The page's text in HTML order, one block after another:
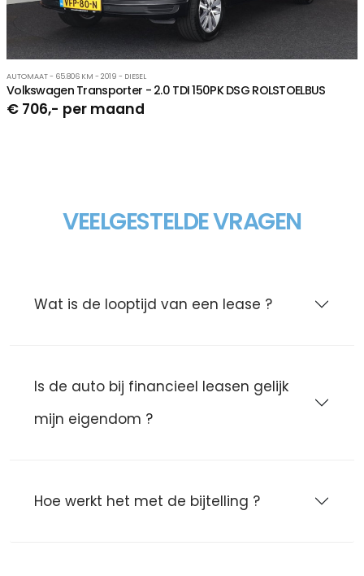
AUTOMAAT - 65.806 KM - 2019 - DIESEL
Volkswagen Transporter - 2.0 TDI 150PK DSG ROLSTOELBUS
€ 706,- per maand
VEELGESTELDE VRAGEN
Wat is de looptijd van een lease ?
Is de auto bij financieel leasen gelijk
mijn eigendom ?
Hoe werkt het met de bijtelling ?